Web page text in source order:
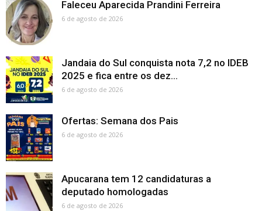
Faleceu Aparecida Prandini Ferreira
6 de agosto de 2026
Jandaia do Sul conquista nota 7,2 no IDEB
2025 e fica entre os dez...
6 de agosto de 2026
Ofertas: Semana dos Pais
6 de agosto de 2026
Apucarana tem 12 candidaturas a
deputado homologadas
6 de agosto de 2026